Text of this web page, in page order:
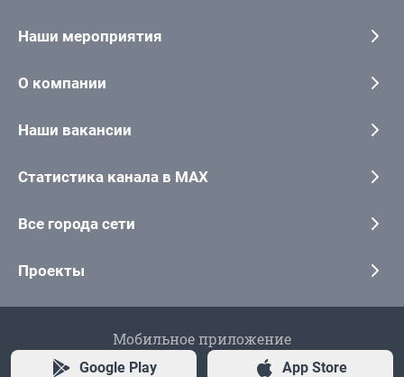
Наши мероприятия
О компании
Наши вакансии
Статистика канала в MAX
Все города сети
Проекты
Мобильное приложение
Google Play App Store